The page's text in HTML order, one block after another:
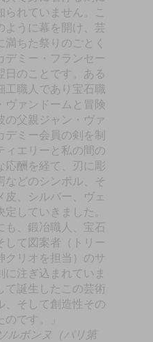
れていません。こ
ように幕を開け、芸
ちた祭りのごとく
デミー・フランセー
日のことです。ある
工職人であり宝石職
ヴァンドームと冒険
の父親ジャン・ヴァ
ミー会員の剣を制
ィエリーと私の間の
応酬を経て、刃に彫
などのシンボル、そ
皮、シルバー、ヴェ
していきました。
も、鍛冶職人、宝石
して図案者（トリー
クリオを担当）のサ
注ぎ込まれていま
て誕生したこの芸術
、そして創造性その
です。」
ルボンヌ（パリ第